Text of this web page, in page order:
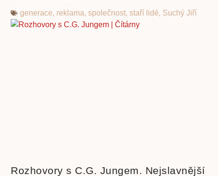
generace, reklama,společnost,staří lidé, Suchý Jiří
Rozhovory s C.G. Jungem. Nejslavnější